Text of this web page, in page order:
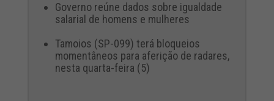
Governo reúne dados sobre igualdade
salarial de homens e mulheres
Tamoios (SP-099) terá bloqueios
momentâneos para aferição de radares,
nesta quarta-feira (5)